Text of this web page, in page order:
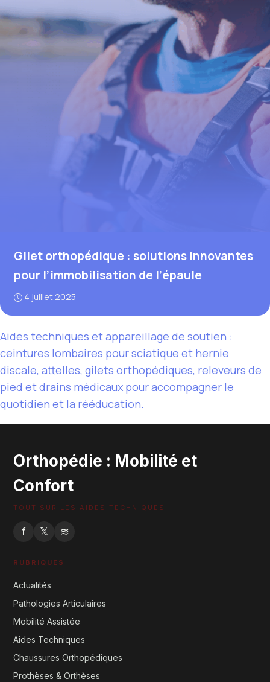
Gilet orthopédique : solutions innovantes
pour l’immobilisation de l’épaule
4 juillet 2025
Aides techniques et appareillage de soutien :
ceintures lombaires pour sciatique et hernie
discale, attelles, gilets orthopédiques, releveurs de
pied et drains médicaux pour accompagner le
quotidien et la rééducation.
Orthopédie : Mobilité et
Confort
TOUT SUR LES AIDES TECHNIQUES
f 𝕏 ≋
RUBRIQUES
Actualités
Pathologies Articulaires
Mobilité Assistée
Aides Techniques
Chaussures Orthopédiques
Prothèses & Orthèses